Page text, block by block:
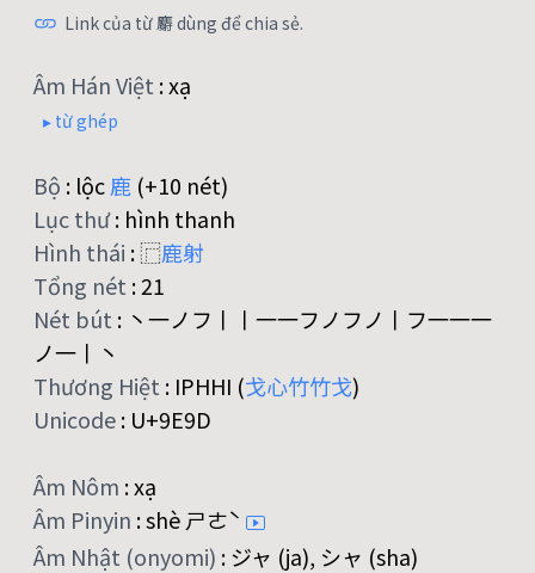
Link của từ 麝 dùng để chia sẻ.
Âm Hán Việt :xạ
▸ từ ghép
Bộ : lộc鹿 (+10 nét)
Lục thư: hình thanh
Hình thái :⿸鹿射
Tổng nét :21
Nét bút : 丶一ノフ丨丨一一フノフノ丨フ一一一
ノ一丨丶
Thương Hiệt : IPHHI (戈心竹竹戈)
Unicode: U+9E9D
Âm Nôm :xạ
Âm Pinyin :shè ㄕㄜˋ
Âm Nhật (onyomi) :ジャ (ja), シャ (sha)